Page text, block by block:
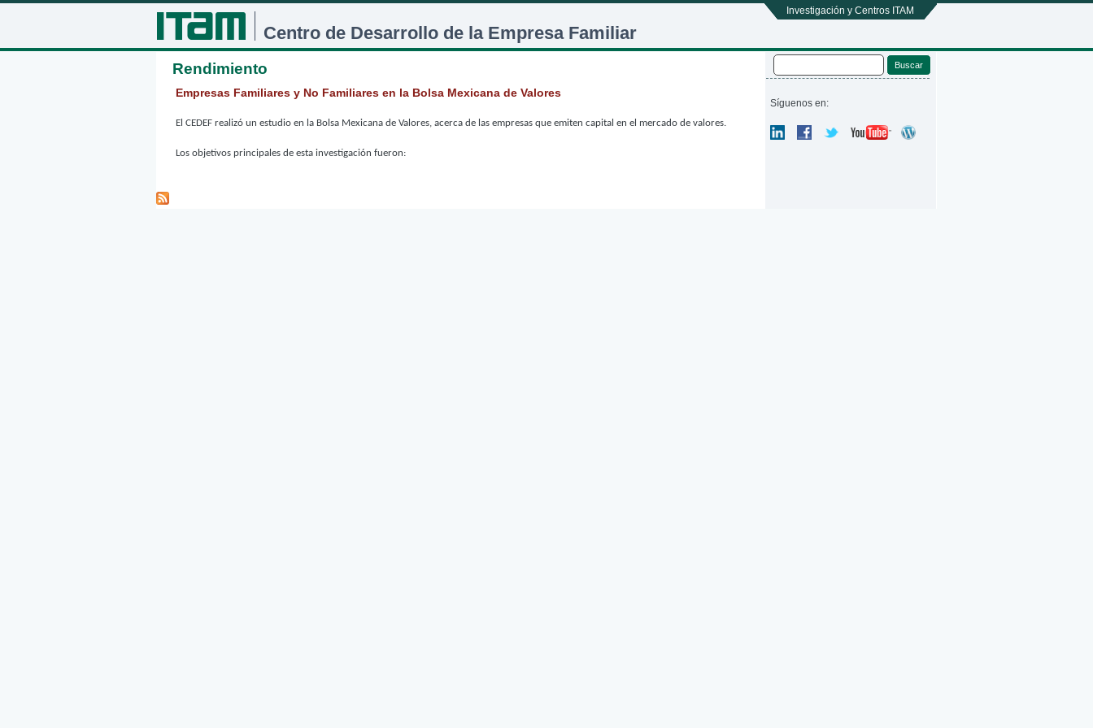
Investigación y Centros ITAM
Centro de Desarrollo de la Empresa Familiar
Formulario de búsqueda
Síguenos en:
Rendimiento
Empresas Familiares y No Familiares en la Bolsa Mexicana de Valores
El CEDEF realizó un estudio en la Bolsa Mexicana de Valores, acerca de las empresas que emiten capital en el mercado de valores.
Los objetivos principales de esta investigación fueron: